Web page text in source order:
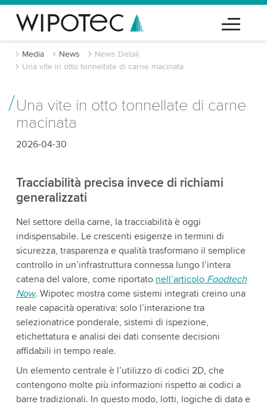
Media News
News Detail
Una vite in otto tonnellate di carne macinata
Una vite in otto tonnellate di carne
macinata
2026-04-30
Tracciabilità precisa invece di richiami
generalizzati
Nel settore della carne, la tracciabilità è oggi
indispensabile. Le crescenti esigenze in termini di
sicurezza, trasparenza e qualità trasformano il semplice
controllo in un’infrastruttura connessa lungo l’intera
catena del valore, come riportato nell’articolo Foodtech
Now. Wipotec mostra come sistemi integrati creino una
reale capacità operativa: solo l’interazione tra
selezionatrice ponderale, sistemi di ispezione,
etichettatura e analisi dei dati consente decisioni
affidabili in tempo reale.
Un elemento centrale è l’utilizzo di codici 2D, che
contengono molte più informazioni rispetto ai codici a
barre tradizionali. In questo modo, lotti, logiche di data e